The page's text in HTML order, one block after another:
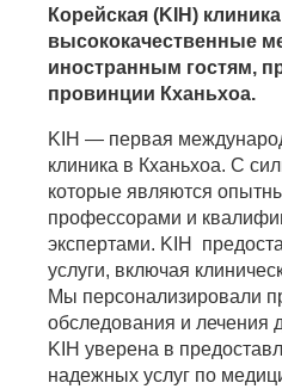
Корейская (KIH)
высококачественные
иностранным гостям,
провинции Кханьхоа.
KIH — первая
клиника в Кханьхоа. С
которые являются
профессорами и
экспертами. KIH
услуги, включая
Мы персонализировали
обследования и лечения
KIH уверена в
надежных услуг по